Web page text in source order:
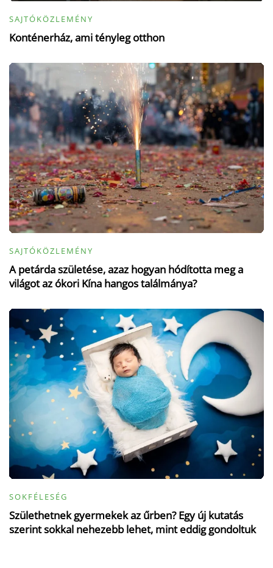
SAJTÓKÖZLEMÉNY
Konténerház, ami tényleg otthon
SAJTÓKÖZLEMÉNY
A petárda születése, azaz hogyan hódította meg a
világot az ókori Kína hangos találmánya?
SOKFÉLESÉG
Születhetnek gyermekek az űrben? Egy új kutatás
szerint sokkal nehezebb lehet, mint eddig gondoltuk